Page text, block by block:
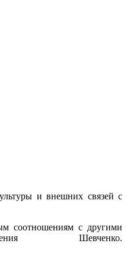
и внешних связей с
соотношениям с другими
Шевченко.